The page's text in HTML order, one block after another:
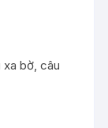
xa bờ, câu